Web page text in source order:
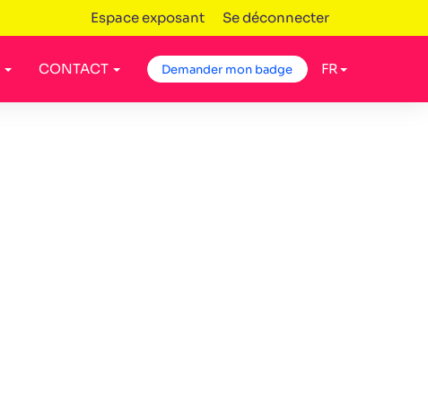
Espace exposant Se déconnecter
CONTACT Demander mon badge FR